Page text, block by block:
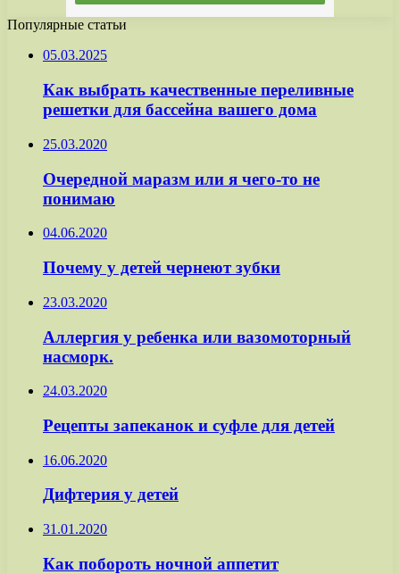
Популярные статьи
05.03.2025
Как выбрать качественные переливные
решетки для бассейна вашего дома
25.03.2020
Очередной маразм или я чего-то не
понимаю
04.06.2020
Почему у детей чернеют зубки
23.03.2020
Аллергия у ребенка или вазомоторный
насморк.
24.03.2020
Рецепты запеканок и суфле для детей
16.06.2020
Дифтерия у детей
31.01.2020
Как побороть ночной аппетит